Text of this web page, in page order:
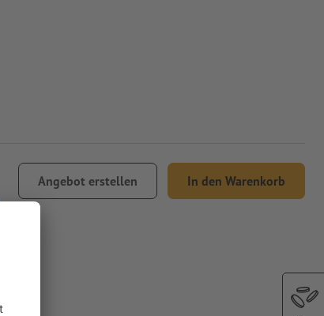
Angebot erstellen In den Warenkorb